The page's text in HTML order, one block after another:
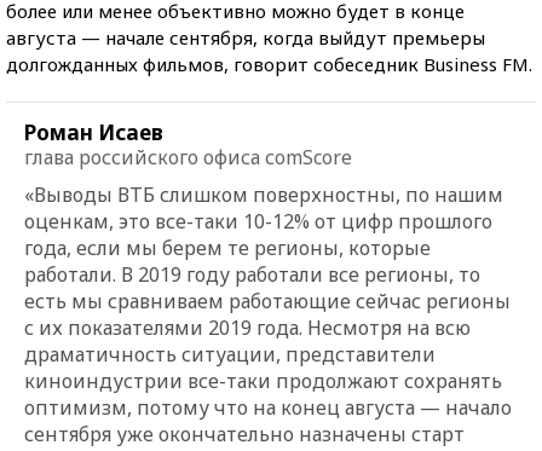
более или менее объективно можно будет в конце
августа — начале сентября, когда выйдут премьеры
долгожданных фильмов, говорит собеседник Business FM.
Роман Исаев
глава российского офиса сomScore
«Выводы ВТБ слишком поверхностны, по нашим
оценкам, это все-таки 10-12% от цифр прошлого
года, если мы берем те регионы, которые
работали. В 2019 году работали все регионы, то
есть мы сравниваем работающие сейчас регионы
с их показателями 2019 года. Несмотря на всю
драматичность ситуации, представители
киноиндустрии все-таки продолжают сохранять
оптимизм, потому что на конец августа — начало
сентября уже окончательно назначены старт